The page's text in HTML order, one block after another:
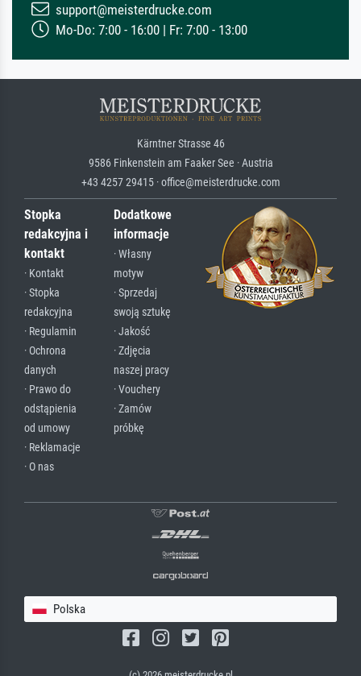
support@meisterdrucke.com
Mo-Do: 7:00 - 16:00 | Fr: 7:00 - 13:00
Kärntner Strasse 46
9586 Finkenstein am Faaker See · Austria
+43 4257 29415 · office@meisterdrucke.com
Stopka
redakcyjna i
kontakt
· Kontakt
· Stopka
redakcyjna
· Regulamin
· Ochrona
danych
· Prawo do
odstąpienia
od umowy
· Reklamacje
· O nas
Dodatkowe
informacje
· Własny
motyw
· Sprzedaj
swoją sztukę
· Jakość
· Zdjęcia
naszej pracy
· Vouchery
· Zamów
próbkę
Polska